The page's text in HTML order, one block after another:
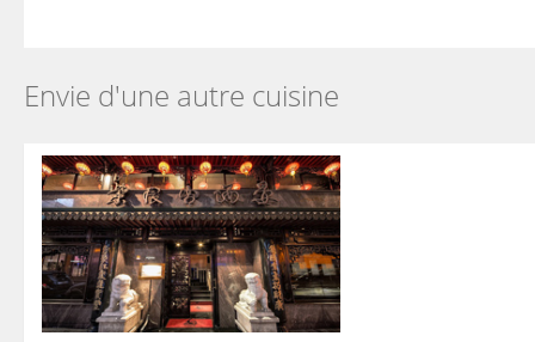
Envie d'une autre cuisine